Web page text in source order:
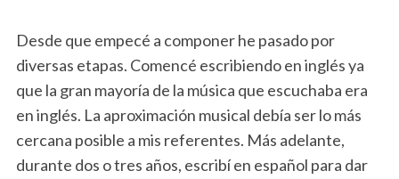
Desde que empecé a componer he pasado por
diversas etapas. Comencé escribiendo en inglés ya
que la gran mayoría de la música que escuchaba era
en inglés. La aproximación musical debía ser lo más
cercana posible a mis referentes. Más adelante,
durante dos o tres años, escribí en español para dar